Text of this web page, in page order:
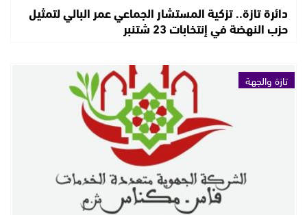
دائرة تازة.. تزكية المستشار الجماعي عمر البالي لتمثيل
حزب النهضة في إنتخابات 23 شتنبر
تازة والجهة